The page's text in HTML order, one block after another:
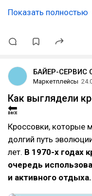
Показать полностью
БАЙЕР-СЕРВИС
Маркетплейсы
Как выглядели
🔙
Кроссовки, которые
долгий путь
лет. В 1970-х годах
очередь
и активного отдыха.